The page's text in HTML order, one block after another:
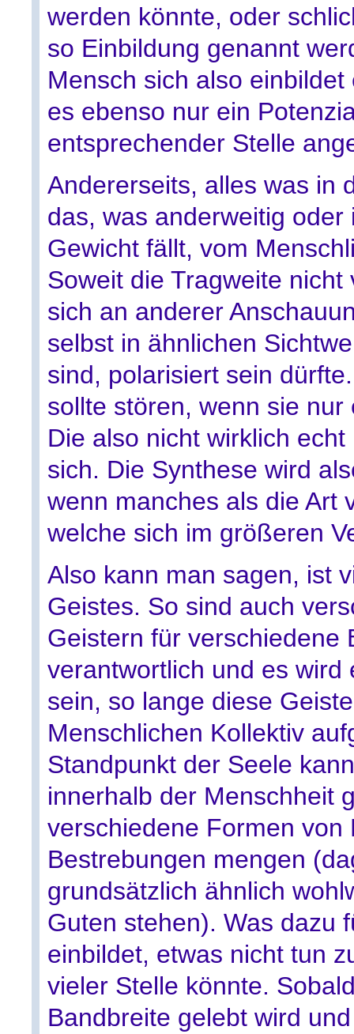
werden könnte, oder
so Einbildung genannt
Mensch sich also
es ebenso nur ein
entsprechender Stelle
Andererseits, alles was in
das, was anderweitig
Gewicht fällt, vom
Soweit die Tragweite
sich an anderer
selbst in ähnlichen
sind, polarisiert sein
sollte stören, wenn sie
Die also nicht wirklich
sich. Die Synthese wird
wenn manches als die Art
welche sich im größeren
Also kann man sagen, ist
Geistes. So sind auch
Geistern für verschiedene
verantwortlich und es
sein, so lange diese
Menschlichen Kollektiv
Standpunkt der Seele
innerhalb der Menschheit
verschiedene Formen von
Bestrebungen mengen
grundsätzlich ähnlich
Guten stehen). Was dazu
einbildet, etwas nicht tun
vieler Stelle könnte.
Bandbreite gelebt wird